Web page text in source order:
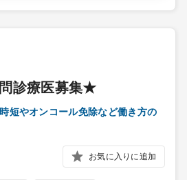
問診療医募集★
やオンコール免除など働き方の
お気に入りに追加